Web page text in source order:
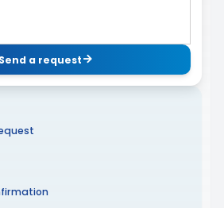
Send a request